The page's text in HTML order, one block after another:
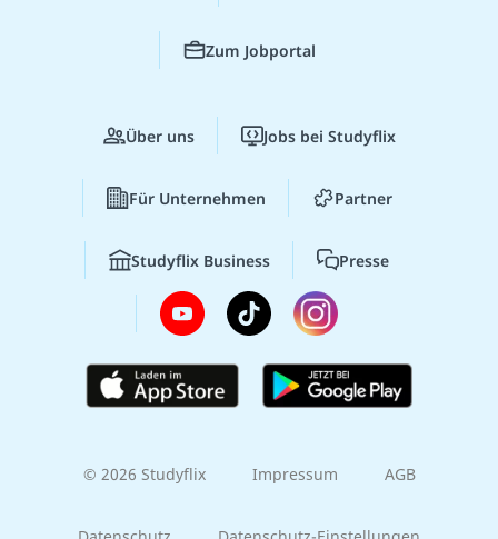
Zum Jobportal
Über uns Jobs bei Studyflix
Für Unternehmen Partner
Studyflix Business Presse
© 2026 Studyflix Impressum AGB